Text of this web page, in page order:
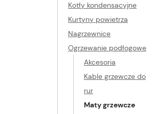
Kotły kondensacyjne
Kurtyny powietrza
Nagrzewnice
Ogrzewanie podłogowe
Akcesoria
Kable grzewcze do
rur
Maty grzewcze